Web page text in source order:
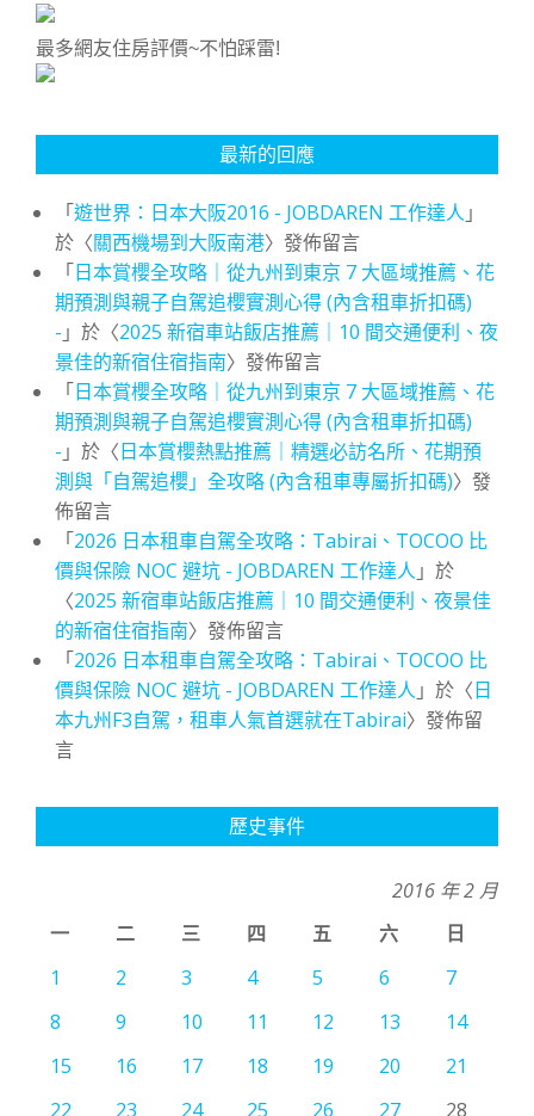
最多網友住房評價~不怕踩雷!
最新的回應
「遊世界：日本大阪2016 - JOBDAREN 工作達人 」
於〈關西機場到大阪南港〉發佈留言
「日本賞櫻全攻略｜從九州到東京 7 大區域推薦、花
期預測與親子自駕追櫻實測心得 (內含租車折扣碼)
- 」於〈2025 新宿車站飯店推薦｜10 間交通便利、夜
景佳的新宿住宿指南〉發佈留言
「日本賞櫻全攻略｜從九州到東京 7 大區域推薦、花
期預測與親子自駕追櫻實測心得 (內含租車折扣碼)
- 」於〈日本賞櫻熱點推薦｜精選必訪名所、花期預
測與「自駕追櫻」全攻略 (內含租車專屬折扣碼)〉發
佈留言
「2026 日本租車自駕全攻略：Tabirai、TOCOO 比
價與保險 NOC 避坑 - JOBDAREN 工作達人 」於
〈2025 新宿車站飯店推薦｜10 間交通便利、夜景佳
的新宿住宿指南〉發佈留言
「2026 日本租車自駕全攻略：Tabirai、TOCOO 比
價與保險 NOC 避坑 - JOBDAREN 工作達人 」於〈日
本九州F3自駕，租車人氣首選就在Tabirai〉發佈留
言
歷史事件
2016 年 2 月
一
二 三 四 五 六
日
1
2 3 4 5 6
7
8
9 10 11 12 13
14
15
16 17 18 19 20
21
22
23 24 25 26 27
28